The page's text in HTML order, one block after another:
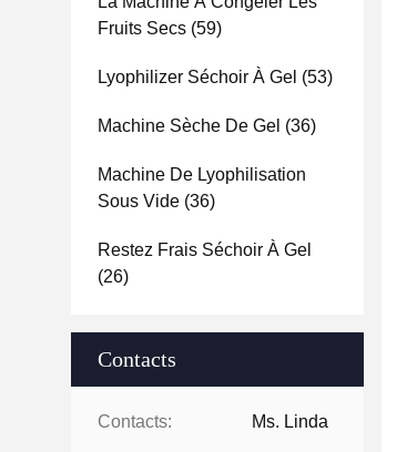
Fruits Secs (59)
Lyophilizer Séchoir À Gel (53)
Machine Sèche De Gel (36)
Machine De Lyophilisation
Sous Vide (36)
Restez Frais Séchoir À Gel
(26)
Contacts
Contacts: Ms. Linda